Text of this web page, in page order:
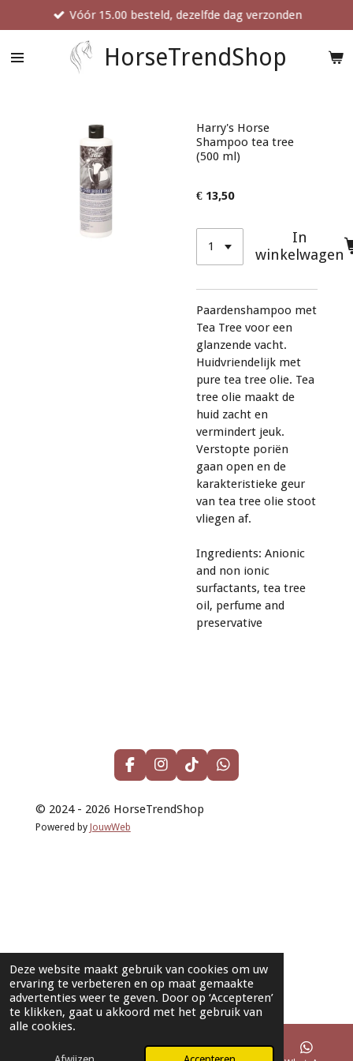
Deze website maakt gebruik van cookies om uw
ervaring te verbeteren en op maat gemaakte
advertenties weer te geven. Door op ‘Accepteren’
te klikken, gaat u akkoord met het gebruik van
alle cookies.
direct
naar
HorseTrendShop
Vóór 15.00 besteld, dezelfde dag verzonden
Harry's Horse
Shampoo tea tree
(500 ml)
€ 13,50
In
winkelwagen
Paardenshampoo met
Tea Tree voor een
glanzende vacht.
Huidvriendelijk met
pure tea tree olie. Tea
tree olie maakt de
huid zacht en
vermindert jeuk.
Verstopte poriën
gaan open en de
karakteristieke geur
van tea tree olie stoot
vliegen af.
Ingredients: Anionic
and non ionic
surfactants, tea tree
oil, perfume and
preservative
F
a
e
b
I
n
t
T
i
T
W
h
© 2024 - 2026 HorseTrendShop
Powered by JouwWeb